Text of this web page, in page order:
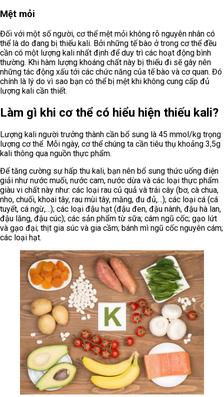
Mệt mỏi
Đối với một số người, cơ thể mệt mỏi không rõ nguyên nhân có
thể là do đang bị thiếu kali. Bởi những tế bào ở trong cơ thể đều
cần có một lượng kali nhất định để duy trì các hoạt động bình
thường. Khi hàm lượng khoáng chất này bị thiếu đi sẽ gây nên
những tác động xấu tới các chức năng của tế bào và cơ quan. Đó
chính là lý do vì sao bạn có thể bị mệt khi không cung cấp đủ
lượng kali cần thiết.
Làm gì khi cơ thể có hiểu hiện thiếu kali?
Lượng kali người trưởng thành cần bổ sung là 45 mmol/kg trọng
lượng cơ thể. Mỗi ngày, cơ thể chúng ta cần tiêu thụ khoảng 3,5g
kali thông qua nguồn thực phẩm.
Để tăng cường sự hấp thu kali, bạn nên bổ sung thức uống điện
giải như nước muối, nước cam, nước dừa và các loại thực phẩm
giàu vi chất này như: các loại rau củ quả và trái cây (bơ, cà chua,
nho, chuối, khoai tây, rau mùi tây, măng, đu đủ,…); các loại cá (cá
tuyết, cá ngừ,…); các loại đậu hạt (đậu đen, đậu nành, đậu hà lan,
đậu lăng, đậu cúc); các sản phẩm từ sữa; cám ngũ cốc; gạo lứt
và gạo đại; thịt gia súc và gia cầm; bánh mì ngũ cốc nguyên cám;
các loại hạt.